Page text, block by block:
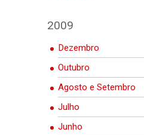
2009
Dezembro
Outubro
Agosto e Setembro
Julho
Junho